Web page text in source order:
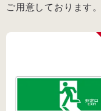
ご用意しております。